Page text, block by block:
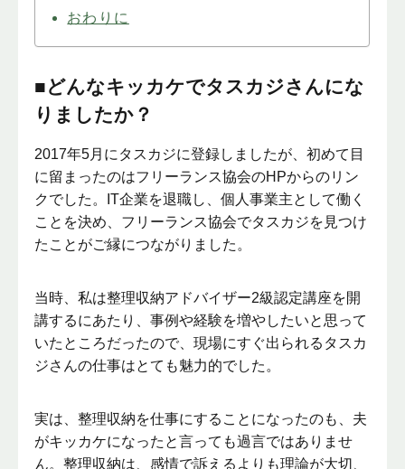
おわりに
■どんなキッカケでタスカジさんにな
りましたか？
2017年5月にタスカジに登録しましたが、初めて目
に留まったのはフリーランス協会のHPからのリン
クでした。IT企業を退職し、個人事業主として働く
ことを決め、フリーランス協会でタスカジを見つけ
たことがご縁につながりました。
当時、私は整理収納アドバイザー2級認定講座を開
講するにあたり、事例や経験を増やしたいと思って
いたところだったので、現場にすぐ出られるタスカ
ジさんの仕事はとても魅力的でした。
実は、整理収納を仕事にすることになったのも、夫
がキッカケになったと言っても過言ではありませ
ん。整理収納は、感情で訴えるよりも理論が大切、